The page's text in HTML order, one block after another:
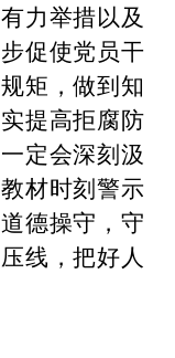
力举措以及
促使党员干
矩，做到知
提高拒腐防
定会深刻汲
材时刻警示
德操守，守
线，把好人